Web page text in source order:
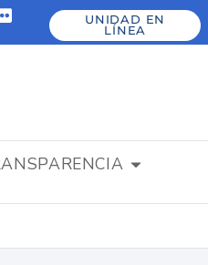
UNIDAD EN
LÍNEA